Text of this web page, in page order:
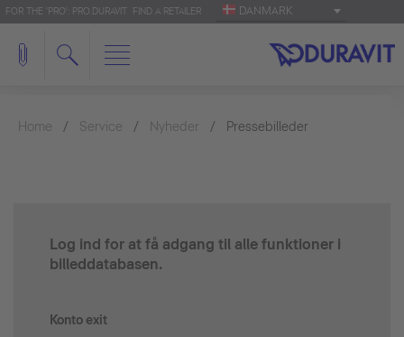
FOR THE 'PRO': PRO.DURAVIT FIND A RETAILER DANMARK
Home Service Nyheder Pressebilleder
Log ind for at få adgang til alle funktioner i
billeddatabasen.
Konto exit